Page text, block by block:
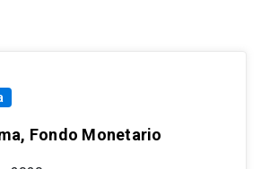
Fondo Monetario